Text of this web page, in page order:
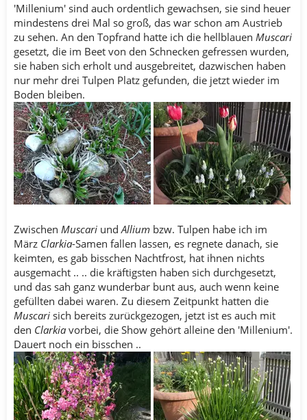
'Millenium' sind auch ordentlich gewachsen, sie sind heuer
mindestens drei Mal so groß, das war schon am Austrieb
zu sehen. An den Topfrand hatte ich die hellblauen Muscari
gesetzt, die im Beet von den Schnecken gefressen wurden,
sie haben sich erholt und ausgebreitet, dazwischen haben
nur mehr drei Tulpen Platz gefunden, die jetzt wieder im
Boden bleiben.
Zwischen Muscari und Allium bzw. Tulpen habe ich im
März Clarkia-Samen fallen lassen, es regnete danach, sie
keimten, es gab bisschen Nachtfrost, hat ihnen nichts
ausgemacht .. .. die kräftigsten haben sich durchgesetzt,
und das sah ganz wunderbar bunt aus, auch wenn keine
gefüllten dabei waren. Zu diesem Zeitpunkt hatten die
Muscari sich bereits zurückgezogen, jetzt ist es auch mit
den Clarkia vorbei, die Show gehört alleine den 'Millenium'.
Dauert noch ein bisschen ..